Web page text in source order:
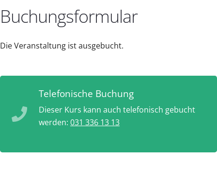
Buchungsformular
Die Veranstaltung ist ausgebucht.
Telefonische Buchung
Dieser Kurs kann auch telefonisch gebucht
werden: 031 336 13 13